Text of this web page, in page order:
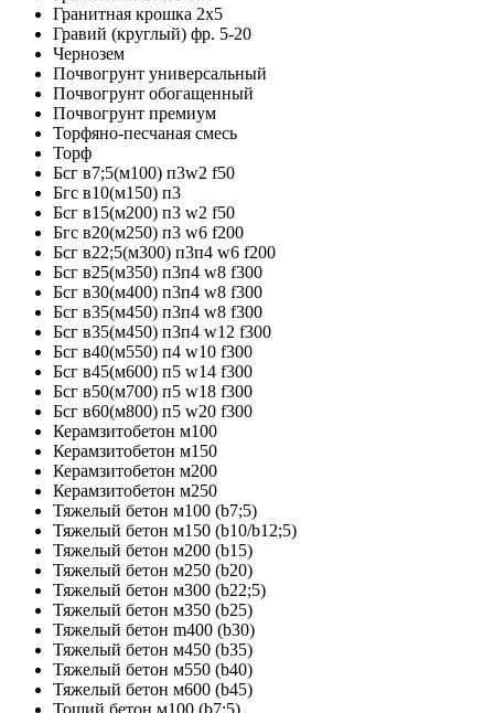
Гранитная крошка 2х5
Гравий (круглый) фр. 5-20
Чернозем
Почвогрунт универсальный
Почвогрунт обогащенный
Почвогрунт премиум
Торфяно-песчаная смесь
Торф
Бсг в7;5(м100) п3w2 f50
Бгс в10(м150) п3
Бсг в15(м200) п3 w2 f50
Бгс в20(м250) п3 w6 f200
Бсг в22;5(м300) п3п4 w6 f200
Бсг в25(м350) п3п4 w8 f300
Бсг в30(м400) п3п4 w8 f300
Бсг в35(м450) п3п4 w8 f300
Бсг в35(м450) п3п4 w12 f300
Бсг в40(м550) п4 w10 f300
Бсг в45(м600) п5 w14 f300
Бсг в50(м700) п5 w18 f300
Бсг в60(м800) п5 w20 f300
Керамзитобетон м100
Керамзитобетон м150
Керамзитобетон м200
Керамзитобетон м250
Тяжелый бетон м100 (b7;5)
Тяжелый бетон м150 (b10/b12;5)
Тяжелый бетон м200 (b15)
Тяжелый бетон м250 (b20)
Тяжелый бетон м300 (b22;5)
Тяжелый бетон м350 (b25)
Тяжелый бетон m400 (b30)
Тяжелый бетон м450 (b35)
Тяжелый бетон м550 (b40)
Тяжелый бетон м600 (b45)
Тощий бетон м100 (b7;5)